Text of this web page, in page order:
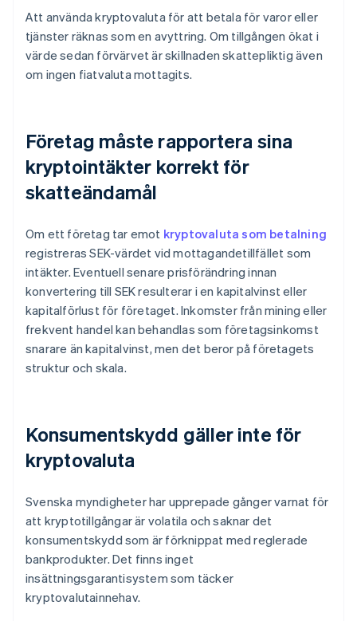
Att använda kryptovaluta för att betala för varor eller
tjänster räknas som en avyttring. Om tillgången ökat i
värde sedan förvärvet är skillnaden skattepliktig även
om ingen fiatvaluta mottagits.
Företag måste rapportera sina
kryptointäkter korrekt för
skatteändamål
Om ett företag tar emot kryptovaluta som betalning
registreras SEK-värdet vid mottagandetillfället som
intäkter. Eventuell senare prisförändring innan
konvertering till SEK resulterar i en kapitalvinst eller
kapitalförlust för företaget. Inkomster från mining eller
frekvent handel kan behandlas som företagsinkomst
snarare än kapitalvinst, men det beror på företagets
struktur och skala.
Konsumentskydd gäller inte för
kryptovaluta
Svenska myndigheter har upprepade gånger varnat för
att kryptotillgångar är volatila och saknar det
konsumentskydd som är förknippat med reglerade
bankprodukter. Det finns inget
insättningsgarantisystem som täcker
kryptovalutainnehav.